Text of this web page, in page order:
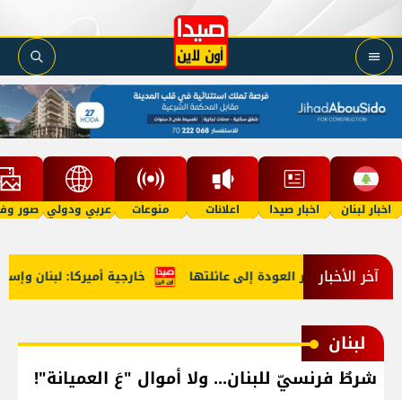
اخبار لبنان اخبار صيدا اعلانات منوعات عربي ودولي صور
آخر الأخبار خارجية أميركا: لبنان تنتظر العودة إلى عائلتها
لبنان
شرطٌ فرنسيّ للبنان... ولا أموال "عَ العميانة"!